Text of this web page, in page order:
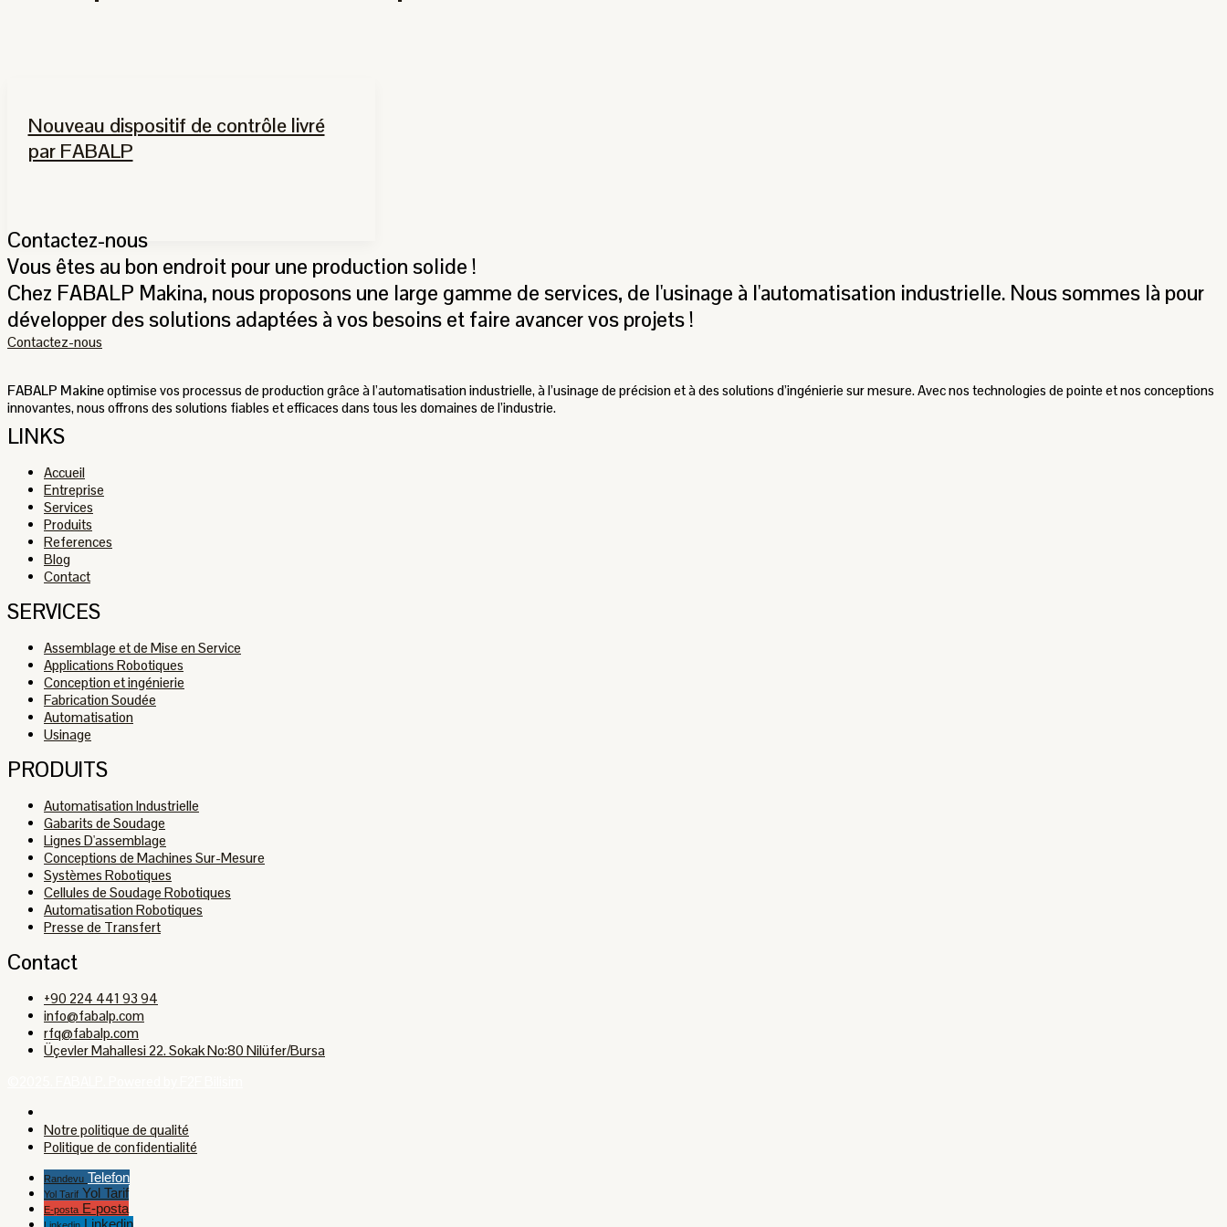
Nouveau dispositif de contrôle livré
par FABALP
Contactez-nous
Vous êtes au bon endroit pour une production solide !
Chez FABALP Makina, nous proposons une large gamme de services, de l'usinage à l'automatisation industrielle. Nous sommes là pour
développer des solutions adaptées à vos besoins et faire avancer vos projets !
Contactez-nous
FABALP Makineoptimise vos processus de production grâce à l’automatisation industrielle, à l’usinage de précision et à des solutions d’ingénierie sur mesure. Avec nos technologies de pointe et nos conceptions
innovantes, nous offrons des solutions fiables et efficaces dans tous les domaines de l’industrie.
LINKS
Accueil
Entreprise
Services
Produits
References
Blog
Contact
SERVICES
Assemblage et de Mise en Service
Applications Robotiques
Conception et ingénierie
Fabrication Soudée
Automatisation
Usinage
PRODUITS
Automatisation Industrielle
Gabarits de Soudage
Lignes D'assemblage
Conceptions de Machines Sur-Mesure
Systèmes Robotiques
Cellules de Soudage Robotiques
Automatisation Robotiques
Presse de Transfert
Contact
+90 224 441 93 94
info@fabalp.com
rfq@fabalp.com
Üçevler Mahallesi 22. Sokak No:80 Nilüfer/Bursa
Notre politique de qualité
Politique de confidentialité
Randevu Telefon
Yol Tarif Yol Tarif
E-posta E-posta
Linkedin